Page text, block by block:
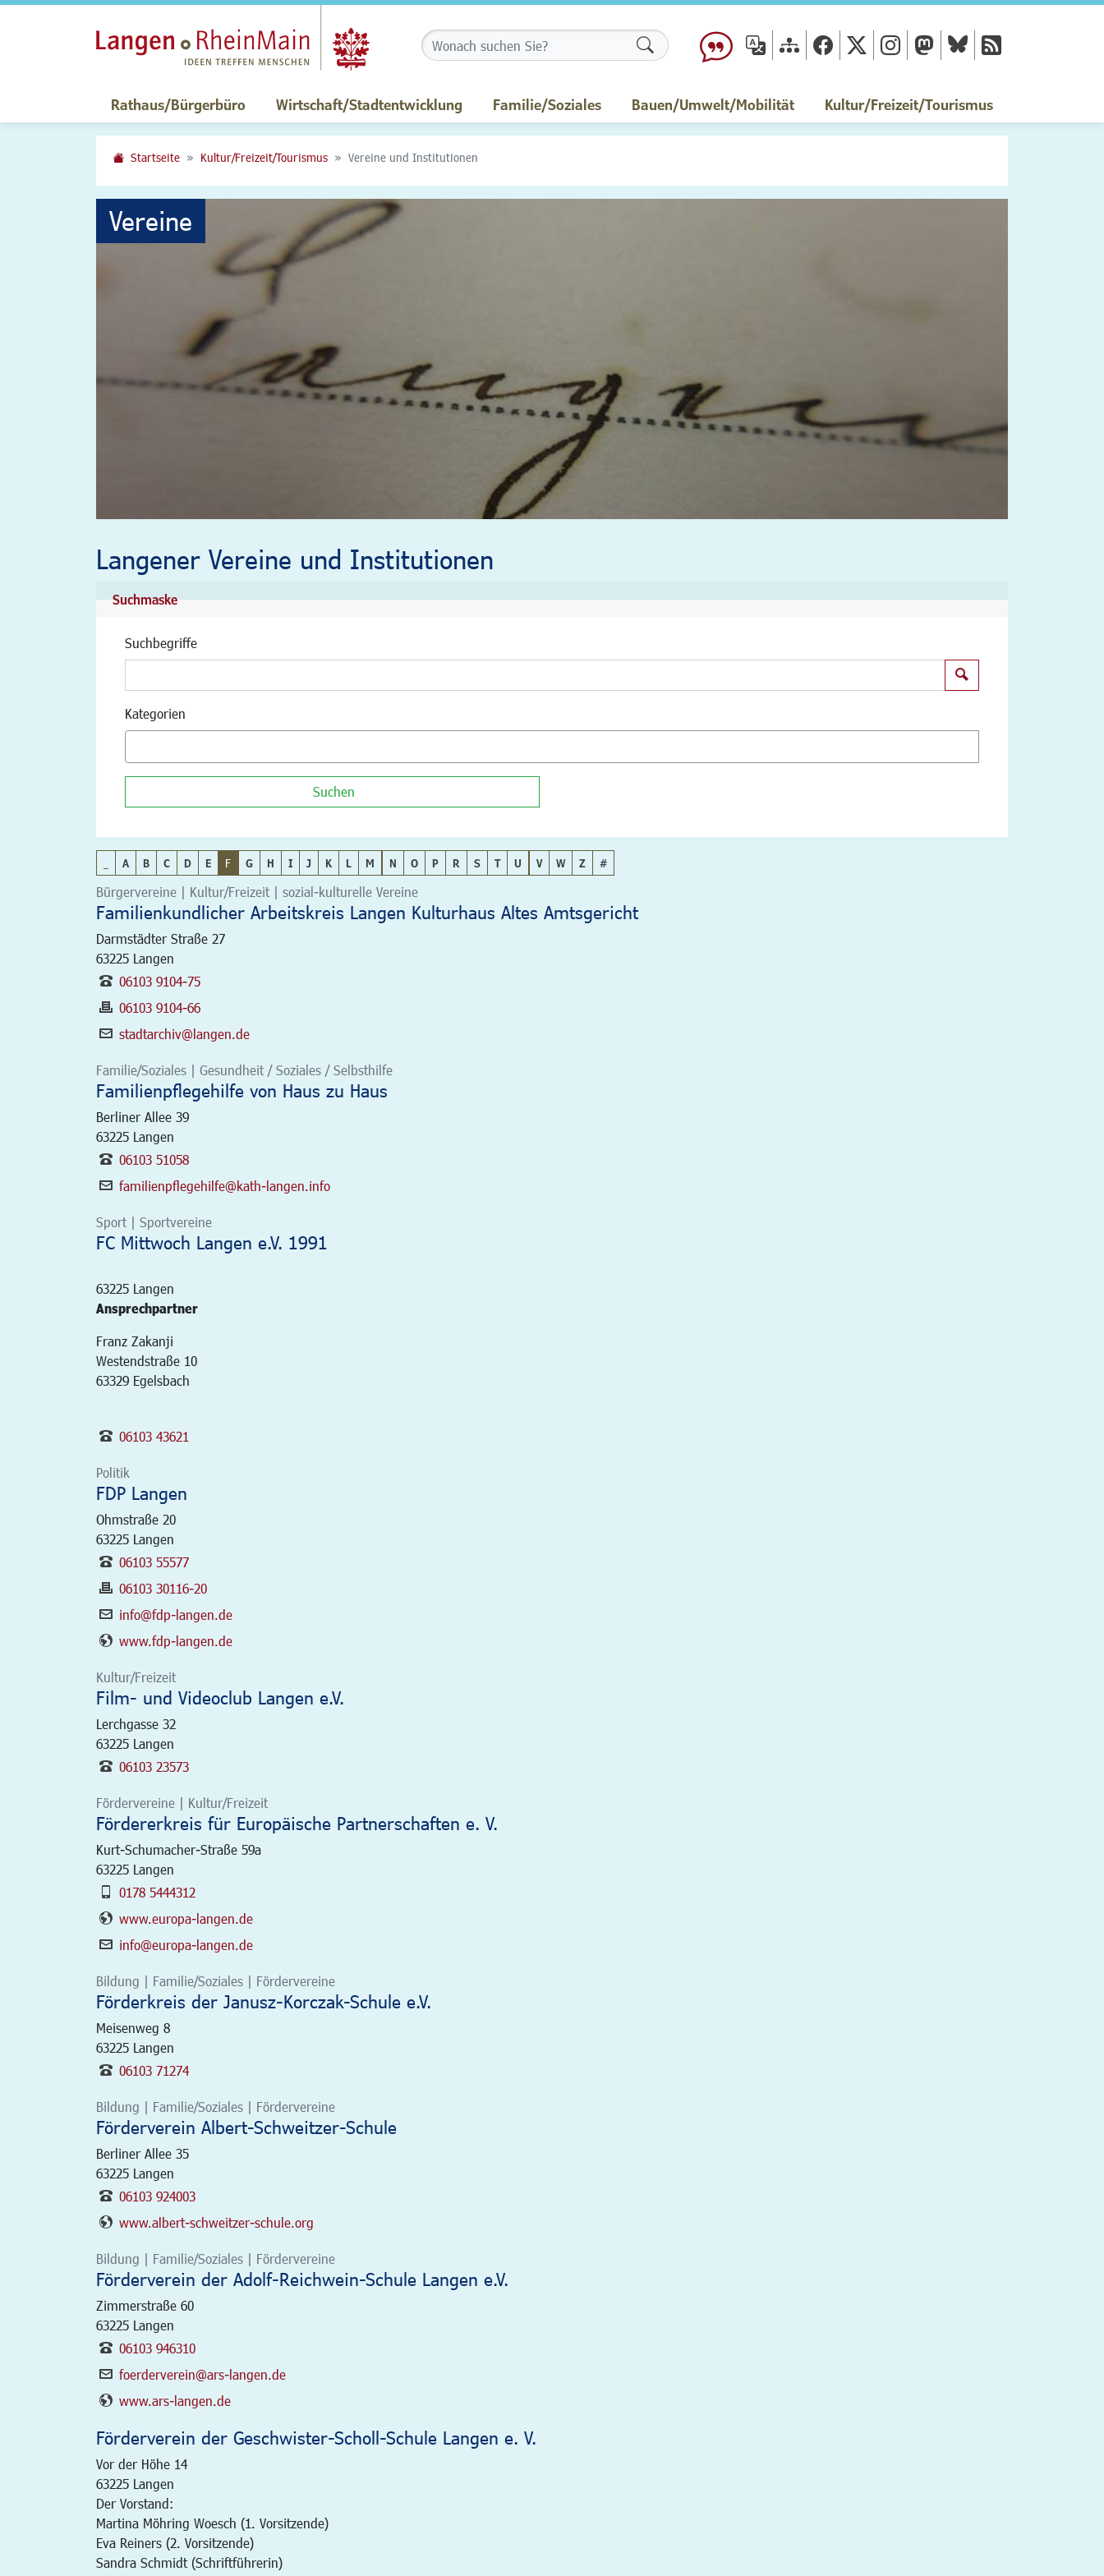
Formularschaltfläche
Rathaus/Bürgerbüro Wirtschaft/Stadtentwicklung Familie/Soziales Bauen/Umwelt/Mobilität Kultur/Freizeit/Tourismus
Startseite Kultur/Freizeit/Tourismus Vereine und Institutionen
Vereine
Langener Vereine und Institutionen
Suchmaske
Suchbegriffe
Kategorien
Suchen
A B C D E F G H I J K L M N O P R S T U V W Z #
Bürgervereine | Kultur/Freizeit | sozial-kulturelle Vereine
Familienkundlicher Arbeitskreis Langen Kulturhaus Altes Amtsgericht
Darmstädter Straße 27
63225 Langen
06103 9104-75
06103 9104-66
stadtarchiv@langen.de
Familie/Soziales | Gesundheit / Soziales / Selbsthilfe
Familienpflegehilfe von Haus zu Haus
Berliner Allee 39
63225 Langen
06103 51058
familienpflegehilfe@kath-langen.info
Sport | Sportvereine
FC Mittwoch Langen e.V. 1991
63225 Langen
Ansprechpartner
Franz Zakanji
Westendstraße 10
63329 Egelsbach
06103 43621
Politik
FDP Langen
Ohmstraße 20
63225 Langen
06103 55577
06103 30116-20
info@fdp-langen.de
www.fdp-langen.de
Kultur/Freizeit
Film- und Videoclub Langen e.V.
Lerchgasse 32
63225 Langen
06103 23573
Fördervereine | Kultur/Freizeit
Fördererkreis für Europäische Partnerschaften e. V.
Kurt-Schumacher-Straße 59a
63225 Langen
0178 5444312
www.europa-langen.de
info@europa-langen.de
Bildung | Familie/Soziales | Fördervereine
Förderkreis der Janusz-Korczak-Schule e.V.
Meisenweg 8
63225 Langen
06103 71274
Bildung | Familie/Soziales | Fördervereine
Förderverein Albert-Schweitzer-Schule
Berliner Allee 35
63225 Langen
06103 924003
www.albert-schweitzer-schule.org
Bildung | Familie/Soziales | Fördervereine
Förderverein der Adolf-Reichwein-Schule Langen e.V.
Zimmerstraße 60
63225 Langen
06103 946310
foerderverein@ars-langen.de
www.ars-langen.de
Förderverein der Geschwister-Scholl-Schule Langen e. V.
Vor der Höhe 14
63225 Langen
Der Vorstand:
Martina Möhring Woesch (1. Vorsitzende)
Eva Reiners (2. Vorsitzende)
Sandra Schmidt (Schriftführerin)